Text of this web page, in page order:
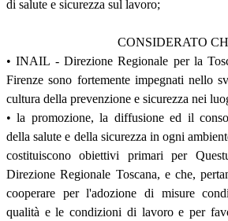
di salute e sicurezza sul lavoro;
CONSIDERATO
• INAIL - Direzione Regionale per la
Firenze sono fortemente impegnati nello
cultura della prevenzione e sicurezza nei
• la promozione, la diffusione ed il
della salute e della sicurezza in ogni
costituiscono obiettivi primari per
Direzione Regionale Toscana, e che,
cooperare per l'adozione di misure
qualità e le condizioni di lavoro e per